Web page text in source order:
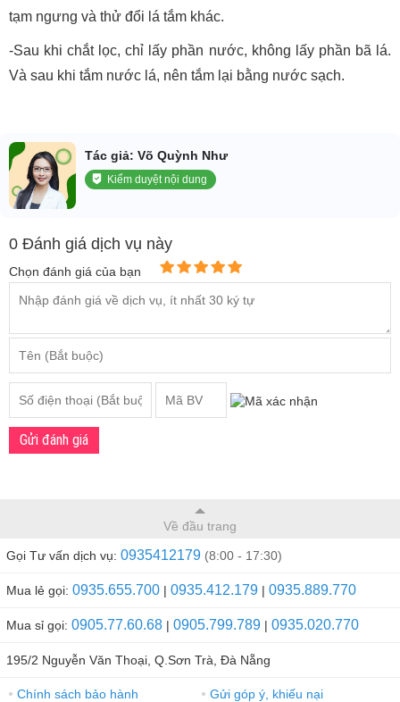
tạm ngưng và thử đổi lá tắm khác.
-Sau khi chắt lọc, chỉ lấy phần nước, không lấy phần bã lá.
Và sau khi tắm nước lá, nên tắm lại bằng nước sạch.
Tác giả: Võ Quỳnh Như
Kiểm duyệt nội dung
0 Đánh giá dịch vụ này
Chọn đánh giá của bạn
Gửi đánh giá
Về đầu trang
Gọi Tư vấn dịch vụ: 0935412179 (8:00 - 17:30)
Mua lẻ gọi: 0935.655.700 | 0935.412.179 | 0935.889.770
Mua sỉ gọi: 0905.77.60.68 | 0905.799.789 | 0935.020.770
195/2 Nguyễn Văn Thoại, Q.Sơn Trà, Đà Nẵng
● Chính sách bảo hành ● Gửi góp ý, khiếu nại